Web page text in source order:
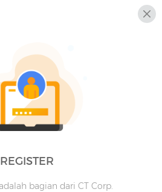
REGISTER
bagian dari CT Corp.